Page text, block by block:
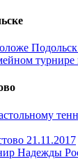
турнире
21.11.2017
Надежды